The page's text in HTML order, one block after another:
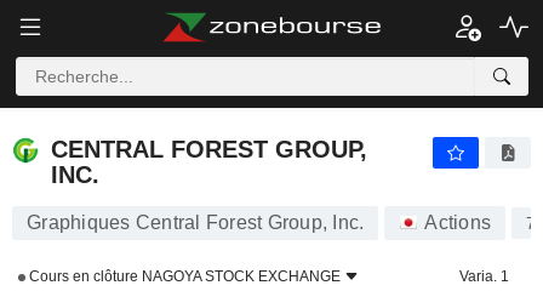
CENTRAL FOREST GROUP,
INC.
Graphiques Central Forest Group, Inc. Actions
Cours en clôture NAGOYA STOCK EXCHANGE
Varia. 1